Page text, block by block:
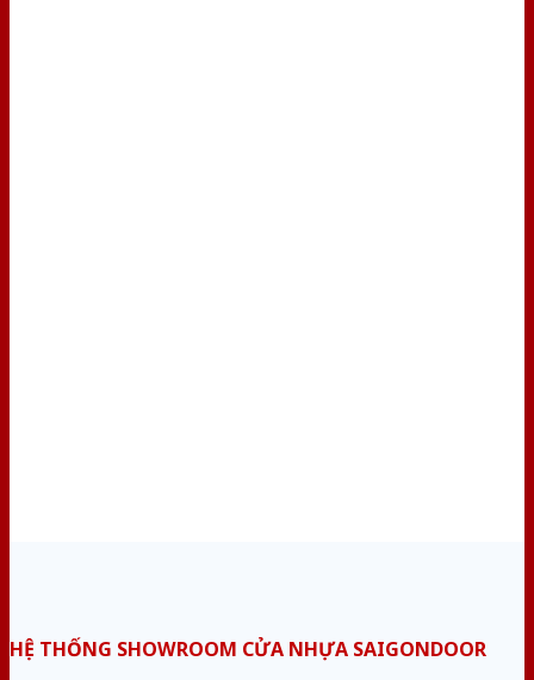
HỆ THỐNG SHOWROOM CỬA NHỰA SAIGONDOOR